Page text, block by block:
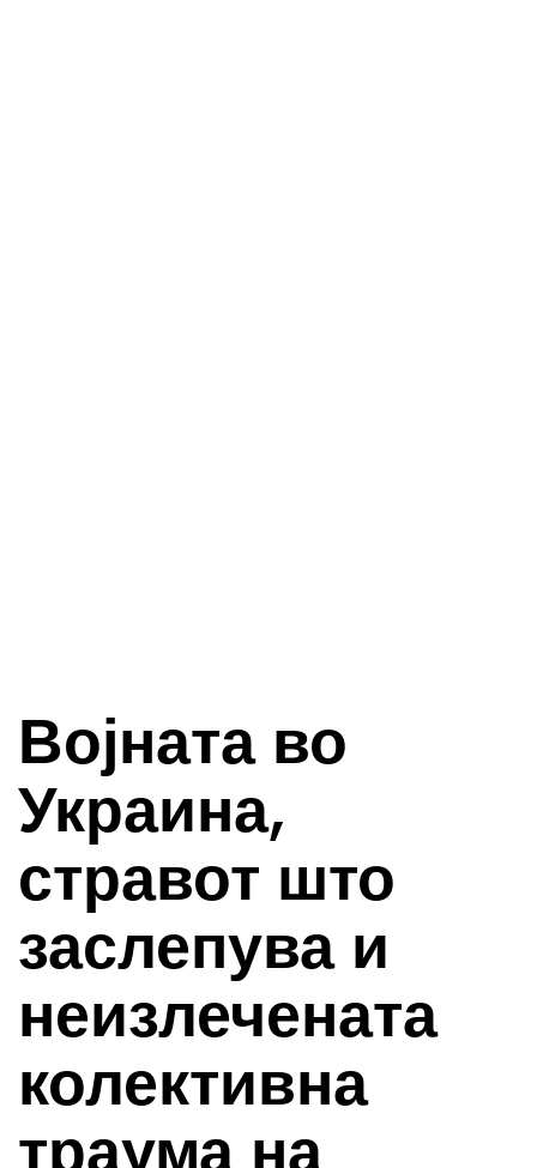
Војната во
Украина,
стравот што
заслепува и
неизлечената
колективна
траума на